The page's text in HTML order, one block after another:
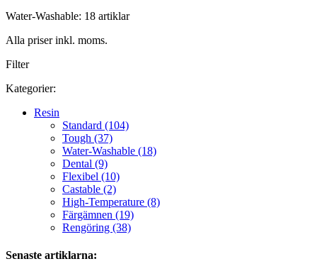
Water-Washable: 18 artiklar
Alla priser inkl. moms.
Filter
Kategorier:
Resin
Standard (104)
Tough (37)
Water-Washable (18)
Dental (9)
Flexibel (10)
Castable (2)
High-Temperature (8)
Färgämnen (19)
Rengöring (38)
Senaste artiklarna: